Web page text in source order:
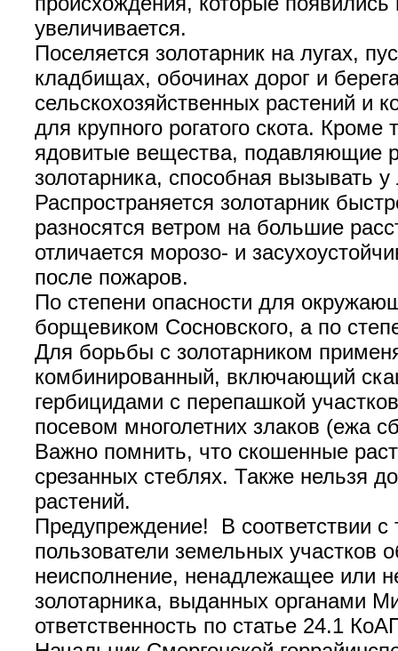
увеличивается.
Поселяется золотарник на лугах,
кладбищах, обочинах дорог и
сельскохозяйственных растений и
для крупного рогатого скота.
ядовитые вещества, подавляющие
золотарника, способная вызывать
Распространяется золотарник
разносятся ветром на большие
отличается морозо- и
после пожаров.
По степени опасности для
борщевиком Сосновского, а по
Для борьбы с золотарником
комбинированный, включающий
гербицидами с перепашкой
посевом многолетних злаков (ежа
Важно помнить, что скошенные
срезанных стеблях. Также нельзя
растений.
Предупреждение! В соответствии
пользователи земельных участков
неисполнение, ненадлежащее или
золотарника, выданных органами
ответственность по статье 24.1